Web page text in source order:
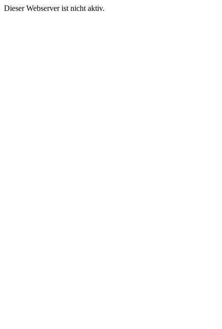
Dieser Webserver ist nicht aktiv.